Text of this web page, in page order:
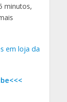
minutos,
em loja da